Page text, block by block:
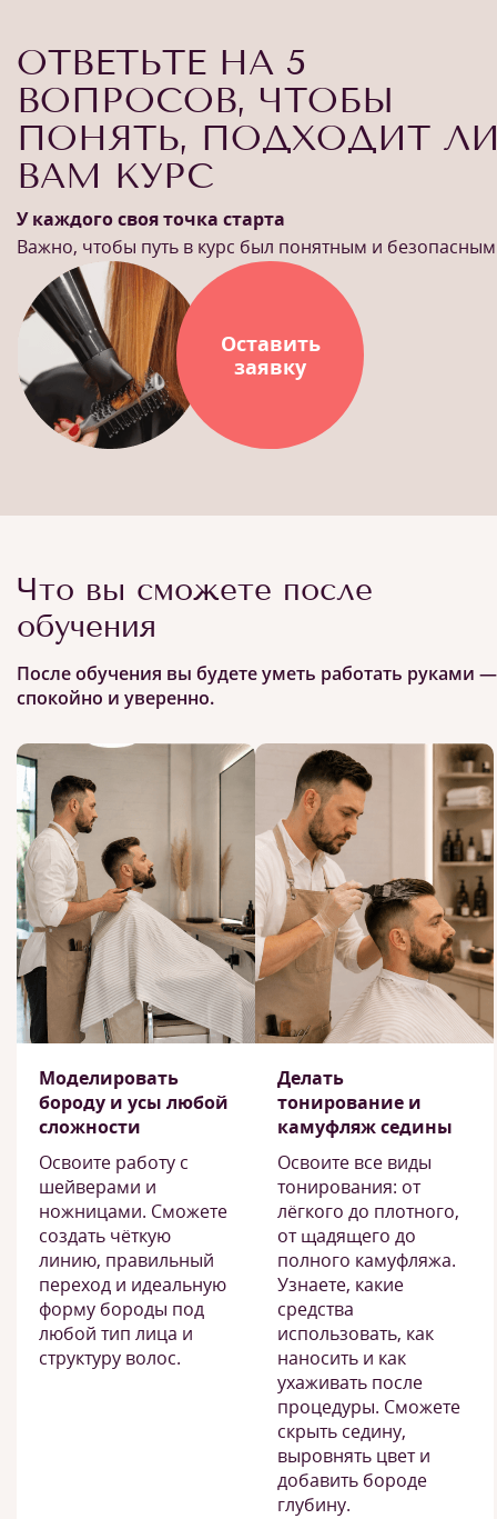
ОТВЕТЬТЕ НА 5
ВОПРОСОВ, ЧТОБЫ
ПОНЯТЬ, ПОДХОДИТ
ВАМ КУРС
У каждого своя точка старта
Важно, чтобы путь в курс был понятным и безопасным
Оставить
заявку
Что вы сможете после
обучения
После обучения вы будете уметь работать руками —
спокойно и уверенно.
Моделировать
бороду и усы любой
сложности
Освоите работу с
шейверами и
ножницами. Сможете
создать чёткую
линию, правильный
переход и идеальную
форму бороды под
любой тип лица и
структуру волос.
Делать
тонирование и
камуфляж седины
Освоите все виды
тонирования: от
лёгкого до плотного,
от щадящего до
полного камуфляжа.
Узнаете, какие
средства
использовать, как
наносить и как
ухаживать после
процедуры. Сможете
скрыть седину,
выровнять цвет и
добавить бороде
глубину.